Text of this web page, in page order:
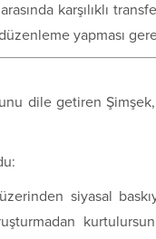
karşılıklı transfer
yapması
dile getiren
siyasal